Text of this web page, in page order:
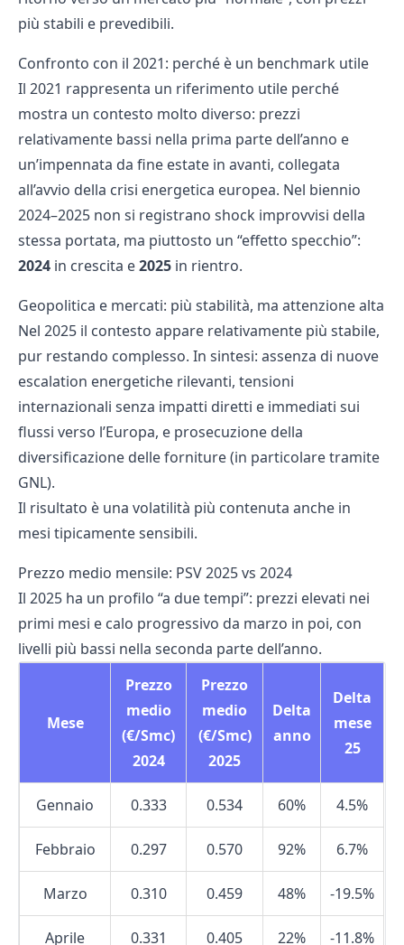
più stabili e prevedibili.
Confronto con il 2021: perché è un benchmark utile
Il 2021 rappresenta un riferimento utile perché
mostra un contesto molto diverso: prezzi
relativamente bassi nella prima parte dell’anno e
un’impennata da fine estate in avanti, collegata
all’avvio della crisi energetica europea. Nel biennio
2024–2025 non si registrano shock improvvisi della
stessa portata, ma piuttosto un “effetto specchio”:
2024 in crescita e2025 in rientro.
Geopolitica e mercati: più stabilità, ma attenzione alta
Nel 2025 il contesto appare relativamente più stabile,
pur restando complesso. In sintesi: assenza di nuove
escalation energetiche rilevanti, tensioni
internazionali senza impatti diretti e immediati sui
flussi verso l’Europa, e prosecuzione della
diversificazione delle forniture (in particolare tramite
GNL).
Il risultato è una volatilità più contenuta anche in
mesi tipicamente sensibili.
Prezzo medio mensile: PSV 2025 vs 2024
Il 2025 ha un profilo “a due tempi”: prezzi elevati nei
primi mesi e calo progressivo da marzo in poi, con
livelli più bassi nella seconda parte dell’anno.
Mese
Prezzo
medio
(€/Smc)
2024
Prezzo
medio
(€/Smc)
2025
Delta
anno
Delta
mese
25
Gennaio 0.333 0.534 60% 4.5%
Febbraio 0.297 0.570 92% 6.7%
Marzo 0.310 0.459 48% -19.5%
Aprile 0.331 0.405 22% -11.8%